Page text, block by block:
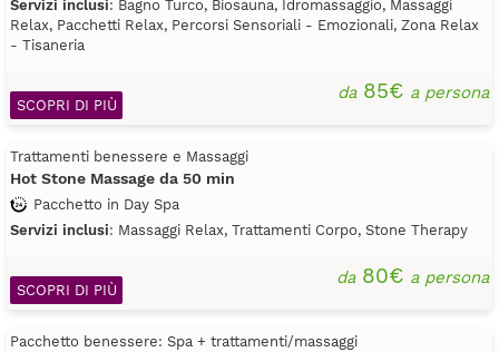
Servizi inclusi: Bagno Turco, Biosauna, Idromassaggio, Massaggi
Relax, Pacchetti Relax, Percorsi Sensoriali - Emozionali, Zona Relax
- Tisaneria
da85€ a persona
SCOPRI DI PIÙ
Trattamenti benessere e Massaggi
Hot Stone Massage da 50 min
Pacchetto in Day Spa
Servizi inclusi: Massaggi Relax, Trattamenti Corpo, Stone Therapy
da80€ a persona
SCOPRI DI PIÙ
Pacchetto benessere: Spa + trattamenti/massaggi